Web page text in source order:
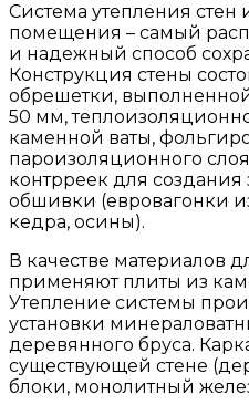
Система утепления стен
помещения – самый
и надежный способ
Конструкция стены
обрешетки,
50 мм,
каменной ваты,
пароизоляционного
контрреек для создания
обшивки (евровагонки
кедра, осины).
В качестве материалов
применяют плиты из
Утепление системы
установки
деревянного бруса.
существующей стене
блоки, монолитный